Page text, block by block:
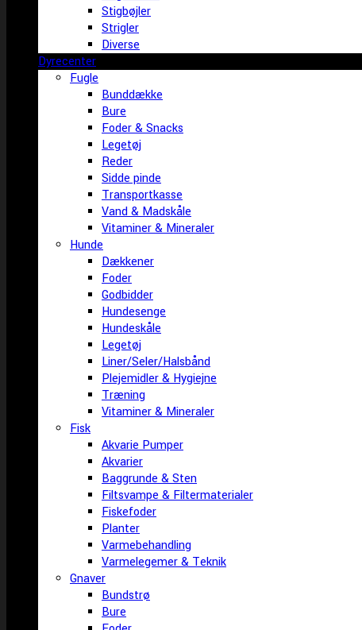
Stigbøjler
Strigler
Diverse
Dyrecenter
Fugle
Bunddække
Bure
Foder & Snacks
Legetøj
Reder
Sidde pinde
Transportkasse
Vand & Madskåle
Vitaminer & Mineraler
Hunde
Dækkener
Foder
Godbidder
Hundesenge
Hundeskåle
Legetøj
Liner/Seler/Halsbånd
Plejemidler & Hygiejne
Træning
Vitaminer & Mineraler
Fisk
Akvarie Pumper
Akvarier
Baggrunde & Sten
Filtsvampe & Filtermaterialer
Fiskefoder
Planter
Varmebehandling
Varmelegemer & Teknik
Gnaver
Bundstrø
Bure